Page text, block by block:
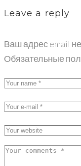
Leave a reply
Ваш адрес email
Обязательные